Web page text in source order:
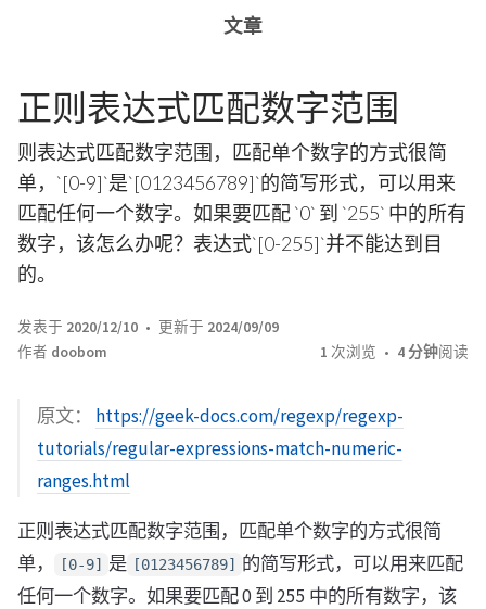
文章
正则表达式匹配数字范围
则表达式匹配数字范围，匹配单个数字的方式很简
单，`[0-9]`是`[0123456789]`的简写形式，可以用来
匹配任何一个数字。如果要匹配 `0` 到 `255` 中的所有
数字，该怎么办呢？表达式`[0-255]`并不能达到目
的。
发表于 2020/12/10 更新于 2024/09/09
作者 doobom 1 次浏览 4 分钟阅读
原文： https://geek-docs.com/regexp/regexp-
tutorials/regular-expressions-match-numeric-
ranges.html
正则表达式匹配数字范围，匹配单个数字的方式很简
单，
[0-9] 是 [0123456789]
的简写形式，可以用来匹配
任何一个数字。如果要匹配 0 到 255 中的所有数字，该